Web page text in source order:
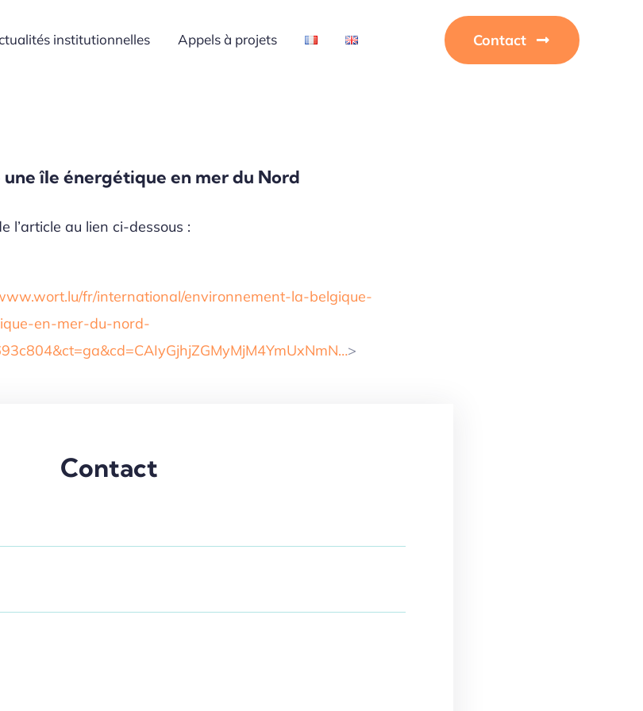
institutionnelles Appels à projets Contact
une île énergétique en mer du Nord
l’article au lien ci-dessous :
fr/international/environnement-la-belgique-
en-mer-du-nord-
>
Contact